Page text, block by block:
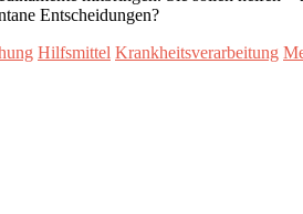
Entscheidungen?
Hilfsmittel Krankheitsverarbeitung